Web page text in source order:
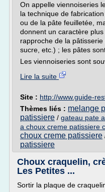
On appelle viennoiseries
la technique de
ou de la pâte feuilletée,
donnent un caractère
rapproche de la
sucre, etc.) ; les pâtes
Les viennoiseries sont
Lire la suite
Site : http://www.guide-
Thèmes liés : melange
patissiere / gateau pate
a choux creme patissiere
choux creme patissiere
patissiere
Choux craquelin,
Les Petites ...
Sortir la plaque de